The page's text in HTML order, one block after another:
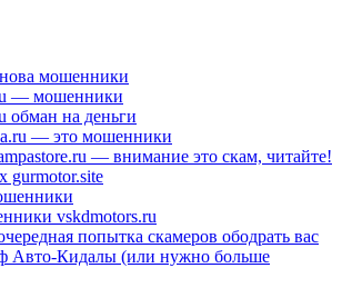
мошенники
— мошенники
обман на деньги
— это мошенники
— внимание это скам, читайте!
gurmotor.site
vskdmotors.ru
попытка скамеров ободрать вас
Авто-Кидалы (или нужно больше